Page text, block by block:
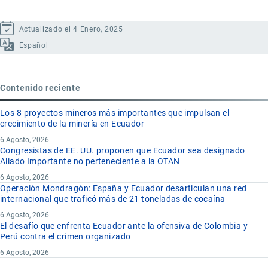
Actualizado el 4 Enero, 2025
Español
Contenido reciente
Los 8 proyectos mineros más importantes que impulsan el
crecimiento de la minería en Ecuador
6 Agosto, 2026
Congresistas de EE. UU. proponen que Ecuador sea designado
Aliado Importante no perteneciente a la OTAN
6 Agosto, 2026
Operación Mondragón: España y Ecuador desarticulan una red
internacional que traficó más de 21 toneladas de cocaína
6 Agosto, 2026
El desafío que enfrenta Ecuador ante la ofensiva de Colombia y
Perú contra el crimen organizado
6 Agosto, 2026